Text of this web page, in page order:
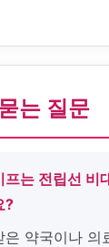
는 질문
프는 전립선 비
?
은 약국이나 의